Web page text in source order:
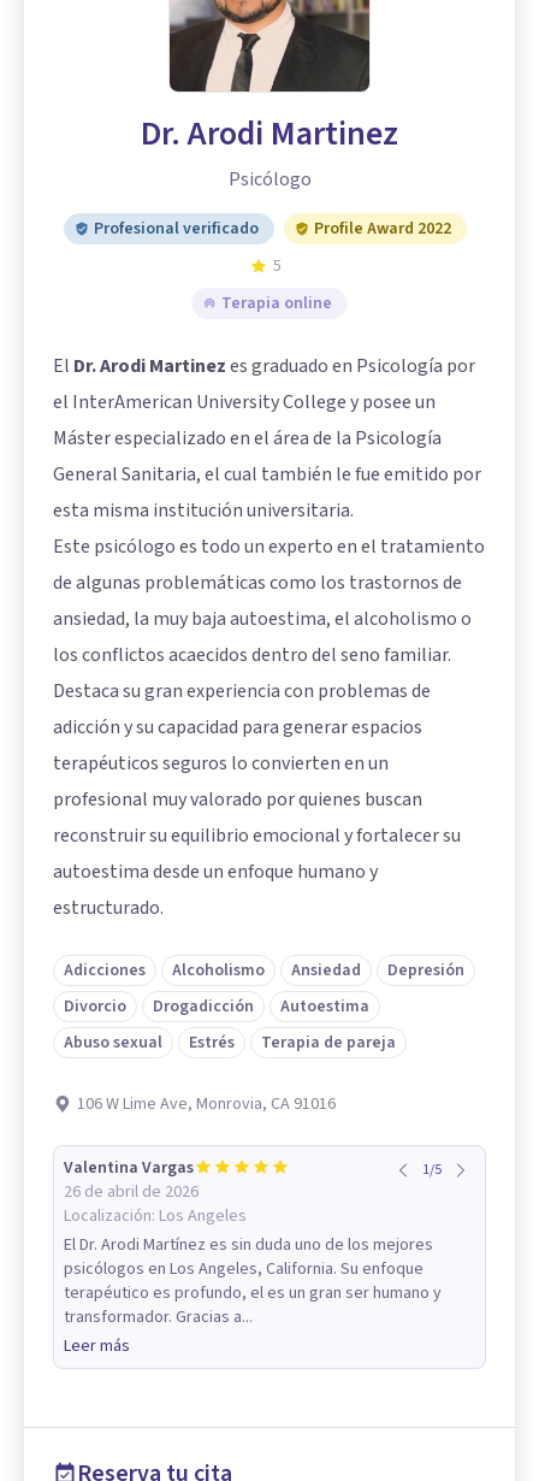
Dr. Arodi Martinez
Psicólogo
Profesional verificado
Profile Award 2022
5
Terapia online
El Dr. Arodi Martinezes graduado en Psicología por
el InterAmerican University College y posee un
Máster especializado en el área de la Psicología
General Sanitaria, el cual también le fue emitido por
esta misma institución universitaria.
Este psicólogo es todo un experto en el tratamiento
de algunas problemáticas como los trastornos de
ansiedad, la muy baja autoestima, el alcoholismo o
los conflictos acaecidos dentro del seno familiar.
Destaca su gran experiencia con problemas de
adicción y su capacidad para generar espacios
terapéuticos seguros lo convierten en un
profesional muy valorado por quienes buscan
reconstruir su equilibrio emocional y fortalecer su
autoestima desde un enfoque humano y
estructurado.
Adicciones Alcoholismo Ansiedad
Depresión
Divorcio
Drogadicción
Autoestima
Abuso sexual
Estrés Terapia de pareja
106 W Lime Ave, Monrovia, CA 91016
Valentina Vargas
26 de abril de 2026
Localización: Los Angeles
1/5
El Dr. Arodi Martínez es sin duda uno de los mejores
psicólogos en Los Angeles, California. Su enfoque
terapéutico es profundo, el es un gran ser humano y
transformador. Gracias a...
Leer más
Reserva tu cita